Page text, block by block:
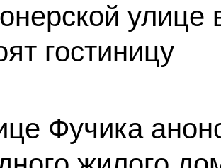
улице
гостиницу
Фучика